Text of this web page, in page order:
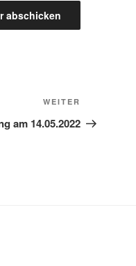
Beitrag
WEITER
am 14.05.2022